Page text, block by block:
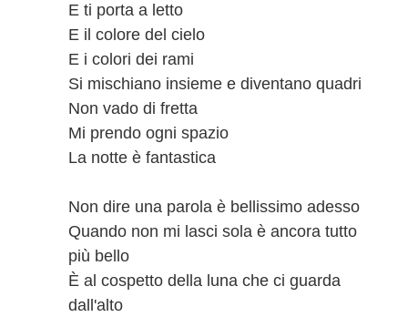
E ti porta a letto
E il colore del cielo
E i colori dei rami
Si mischiano insieme e diventano quadri
Non vado di fretta
Mi prendo ogni spazio
La notte è fantastica
Non dire una parola è bellissimo adesso
Quando non mi lasci sola è ancora tutto
più bello
È al cospetto della luna che ci guarda
dall'alto